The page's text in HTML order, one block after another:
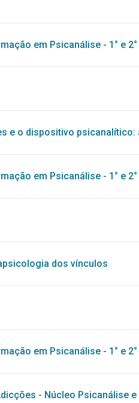
em Psicanálise - 1° e
e o dispositivo psicanalítico:
em Psicanálise - 1° e
dos vínculos
em Psicanálise - 1° e
- Núcleo Psicanálise e